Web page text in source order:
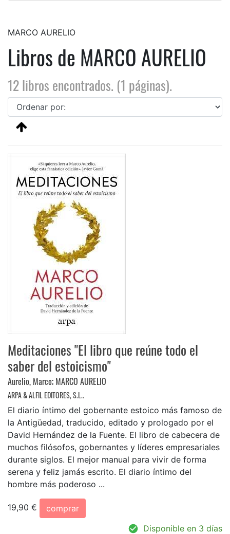
MARCO AURELIO
Libros de MARCO AURELIO
12 libros encontrados. (1 páginas).
Meditaciones "El libro que reúne todo el
saber del estoicismo"
Aurelio, Marco; MARCO AURELIO
ARPA & ALFIL EDITORES, S.L..
El diario íntimo del gobernante estoico más famoso de
la Antigüedad, traducido, editado y prologado por el
David Hernández de la Fuente. El libro de cabecera de
muchos filósofos, gobernantes y líderes empresariales
durante siglos. El mejor manual para vivir de forma
serena y feliz jamás escrito. El diario íntimo del
hombre más poderoso ...
19,90 €
comprar
Disponible en 3 días